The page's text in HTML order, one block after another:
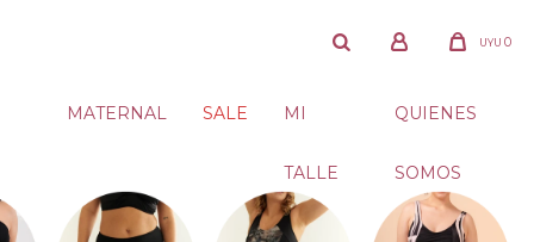
MATERNAL SALE MI
TALLE
QUIENES
SOMOS
UYU 0